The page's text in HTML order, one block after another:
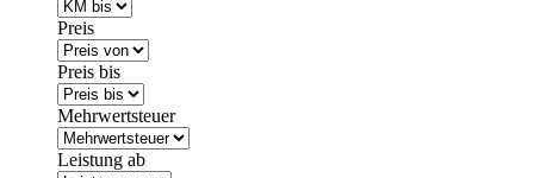
Preis
Preis bis
Mehrwertsteuer
Leistung ab